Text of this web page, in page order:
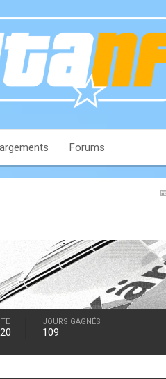
Forums
JOURS GAGNÉS
109